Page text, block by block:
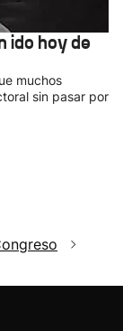
ido hoy de
muchos
sin pasar por